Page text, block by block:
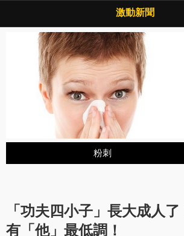
激動新聞
粉刺
「功夫四小子」長大成人
有「他」最低調！
Copyright © 2026 ·激動新聞